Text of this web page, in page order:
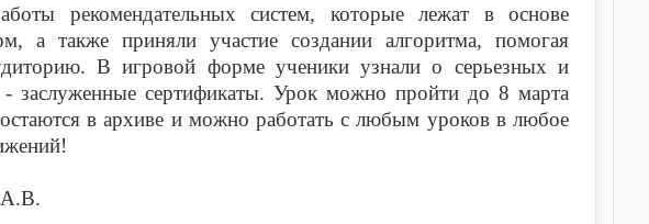
рекомендательных систем, которые лежат в основе
а также приняли участие создании алгоритма, помогая
В игровой форме ученики узнали о серьезных и
заслуженные сертификаты. Урок можно пройти до 8 марта
в архиве и можно работать с любым уроков в любое
А.В.